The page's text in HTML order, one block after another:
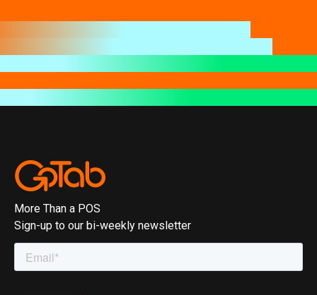
More Than a POS
Sign-up to our bi-weekly newsletter